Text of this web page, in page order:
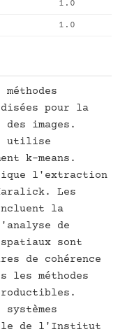
1.0
1.0
pour la
images.
utilise
k-means.
l'extraction
Les
la
de
sont
de cohérence
les méthodes
de l'Institut